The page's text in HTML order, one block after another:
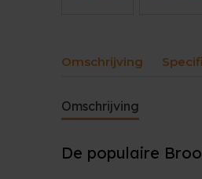
Omschrijving
Omschrijving
De populaire